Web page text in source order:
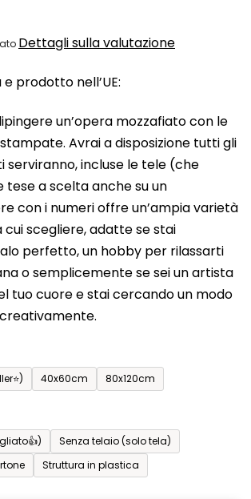
prodotto nell’UE:
un’opera mozzafiato con le
Avrai a disposizione tutti gli
serviranno, incluse le tele (che
tese a scelta anche su un
con i numeri offre un’ampia varietà
scegliere, adatte se stai
perfetto, un hobby per rilassarti
o semplicemente se sei un artista
tuo cuore e stai cercando un modo
40x60cm 80x120cm
Senza telaio (solo tela)
Struttura in plastica
Dettagli sulla valutazione